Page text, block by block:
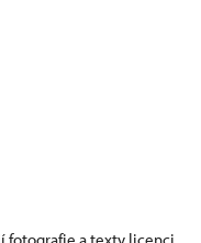
– kromě podpory
nedočkavosti
odejít.
se nachází
tzv. empora a třída